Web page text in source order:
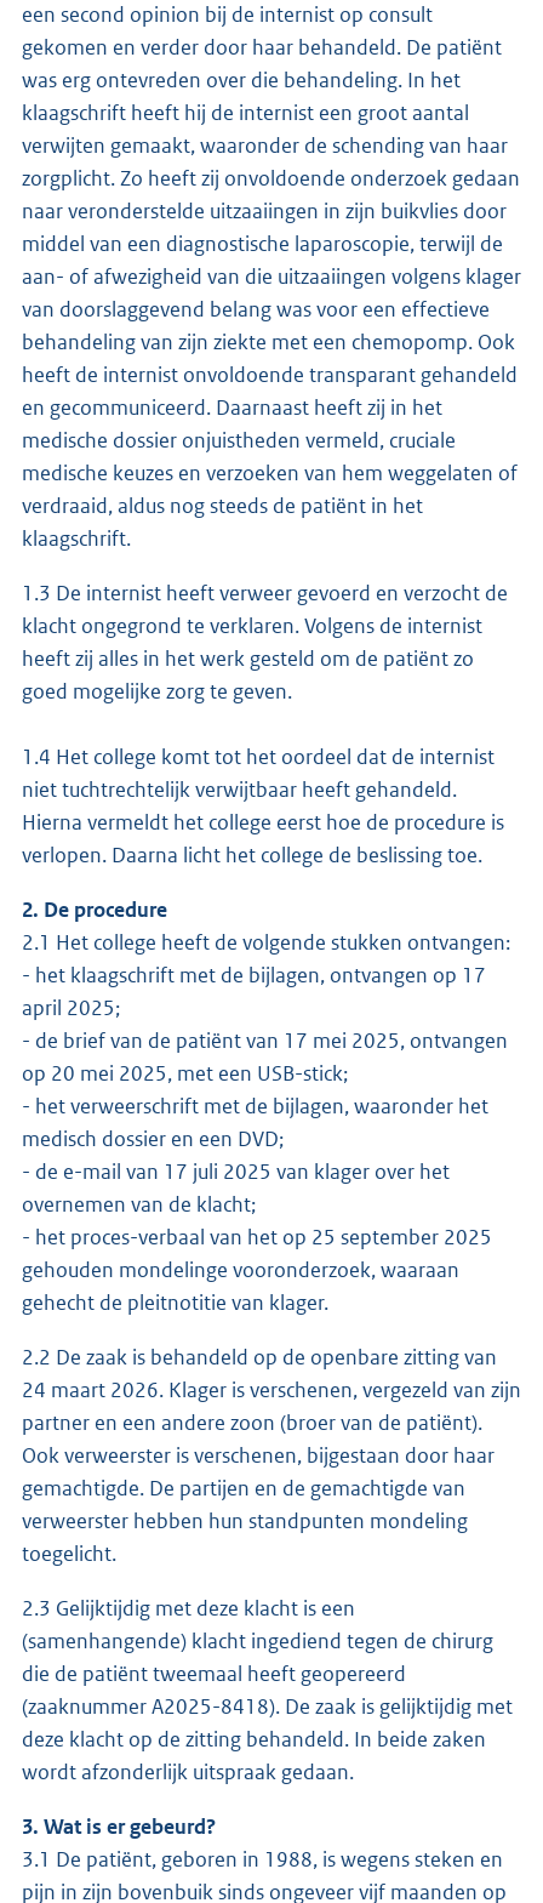
een second opinion bij de internist op consult
gekomen en verder door haar behandeld. De patiënt
was erg ontevreden over die behandeling. In het
klaagschrift heeft hij de internist een groot aantal
verwijten gemaakt, waaronder de schending van haar
zorgplicht. Zo heeft zij onvoldoende onderzoek gedaan
naar veronderstelde uitzaaiingen in zijn buikvlies door
middel van een diagnostische laparoscopie, terwijl de
aan- of afwezigheid van die uitzaaiingen volgens klager
van doorslaggevend belang was voor een effectieve
behandeling van zijn ziekte met een chemopomp. Ook
heeft de internist onvoldoende transparant gehandeld
en gecommuniceerd. Daarnaast heeft zij in het
medische dossier onjuistheden vermeld, cruciale
medische keuzes en verzoeken van hem weggelaten of
verdraaid, aldus nog steeds de patiënt in het
klaagschrift.
1.3 De internist heeft verweer gevoerd en verzocht de
klacht ongegrond te verklaren. Volgens de internist
heeft zij alles in het werk gesteld om de patiënt zo
goed mogelijke zorg te geven.
1.4 Het college komt tot het oordeel dat de internist
niet tuchtrechtelijk verwijtbaar heeft gehandeld.
Hierna vermeldt het college eerst hoe de procedure is
verlopen. Daarna licht het college de beslissing toe.
2. De procedure
2.1 Het college heeft de volgende stukken ontvangen:
- het klaagschrift met de bijlagen, ontvangen op 17
april 2025;
- de brief van de patiënt van 17 mei 2025, ontvangen
op 20 mei 2025, met een USB-stick;
- het verweerschrift met de bijlagen, waaronder het
medisch dossier en een DVD;
- de e-mail van 17 juli 2025 van klager over het
overnemen van de klacht;
- het proces-verbaal van het op 25 september 2025
gehouden mondelinge vooronderzoek, waaraan
gehecht de pleitnotitie van klager.
2.2 De zaak is behandeld op de openbare zitting van
24 maart 2026. Klager is verschenen, vergezeld van zijn
partner en een andere zoon (broer van de patiënt).
Ook verweerster is verschenen, bijgestaan door haar
gemachtigde. De partijen en de gemachtigde van
verweerster hebben hun standpunten mondeling
toegelicht.
2.3 Gelijktijdig met deze klacht is een
(samenhangende) klacht ingediend tegen de chirurg
die de patiënt tweemaal heeft geopereerd
(zaaknummer A2025-8418). De zaak is gelijktijdig met
deze klacht op de zitting behandeld. In beide zaken
wordt afzonderlijk uitspraak gedaan.
3. Wat is er gebeurd?
3.1 De patiënt, geboren in 1988, is wegens steken en
pijn in zijn bovenbuik sinds ongeveer vijf maanden op